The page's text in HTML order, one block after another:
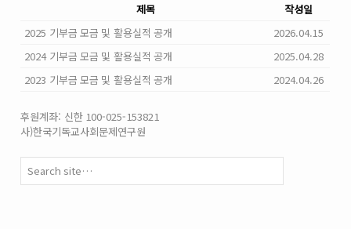
제목
작성일
2025 기부금 모금 및 활용실적 공개
2026.04.15
2024 기부금 모금 및 활용실적 공개
2025.04.28
2023 기부금 모금 및 활용실적 공개
2024.04.26
후원계좌: 신한 100-025-153821
사)한국기독교사회문제연구원